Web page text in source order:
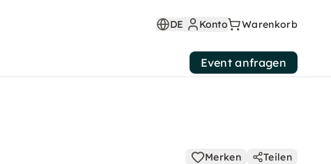
DE Konto Warenkorb
Event anfragen
Merken Teilen